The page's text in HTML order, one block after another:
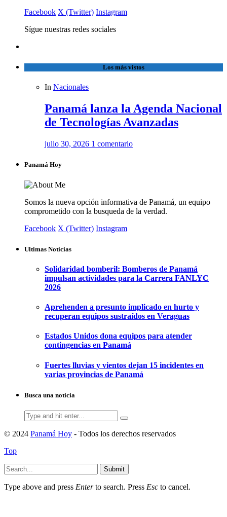
Facebook X (Twitter) Instagram
Sígue nuestras redes sociales
Los más vistos
In Nacionales
Panamá lanza la Agenda Nacional
de Tecnologías Avanzadas
julio 30, 2026 1 comentario
Panamá Hoy
Somos la nueva opción informativa de Panamá, un equipo
comprometido con la busqueda de la verdad.
Facebook X (Twitter) Instagram
Ultimas Noticias
Solidaridad bomberil: Bomberos de Panamá
impulsan actividades para la Carrera FANLYC
2026
Aprehenden a presunto implicado en hurto y
recuperan equipos sustraídos en Veraguas
Estados Unidos dona equipos para atender
contingencias en Panamá
Fuertes lluvias y vientos dejan 15 incidentes en
varias provincias de Panamá
Busca una noticia
Search
for:
© 2024 Panamá Hoy - Todos los derechos reservados
Top
Submit
Type above and press Enterto search. Press Esc to cancel.